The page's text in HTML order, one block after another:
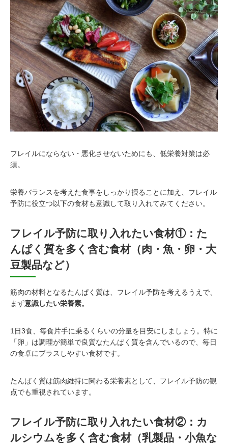
フレイルにならない・悪化させないためにも、低栄養対策は必
須。
栄養バランスを考えた食事をしっかり摂ることに加え、フレイル
予防に役立つ以下の食材も意識して取り入れてみてください。
フレイル予防に取り入れたい食材①：た
んぱく質を多く含む食材（肉・魚・卵・大
豆製品など）
筋肉の材料となるたんぱく質は、フレイル予防を考えるうえで、
まず意識したい栄養素。
1日3食、毎食片手に乗るくらいの分量を目安にしましょう。特に
「卵」は調理が簡単で良質なたんぱく質を含んでいるので、毎日
の食卓にプラスしやすい食材です。
たんぱく質は筋肉維持に関わる栄養素として、フレイル予防の観
点でも重視されています。
フレイル予防に取り入れたい食材②：カ
ルシウムを多く含む食材（乳製品・小魚な